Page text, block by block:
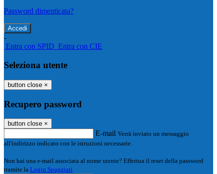
Password dimenticata?
-
Entra con SPID Entra con CIE
Seleziona utente
button close ×
Recupero password
button close ×
E-mail Verrà inviato un messaggio
all'indirizzo indicato con le istruzioni necessarie.
Non hai una e-mail associata al nome utente? Effettua il reset della password
tramite la Login Spaggiari